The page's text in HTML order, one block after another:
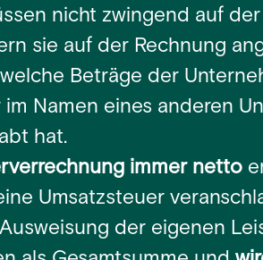
nicht zwingend auf
sie auf der Rechnung
Beträge der
Namen eines anderen
hat.
immer netto
Umsatzsteuer
der eigenen